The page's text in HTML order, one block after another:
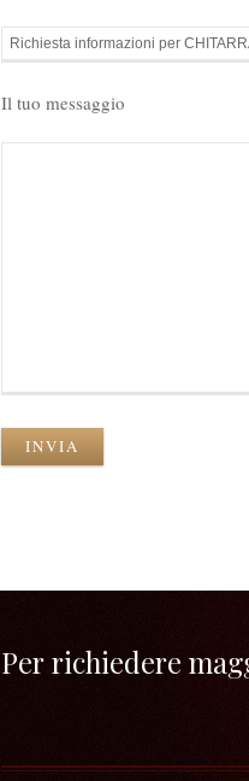
Il tuo messaggio
INVIA
Per richiedere